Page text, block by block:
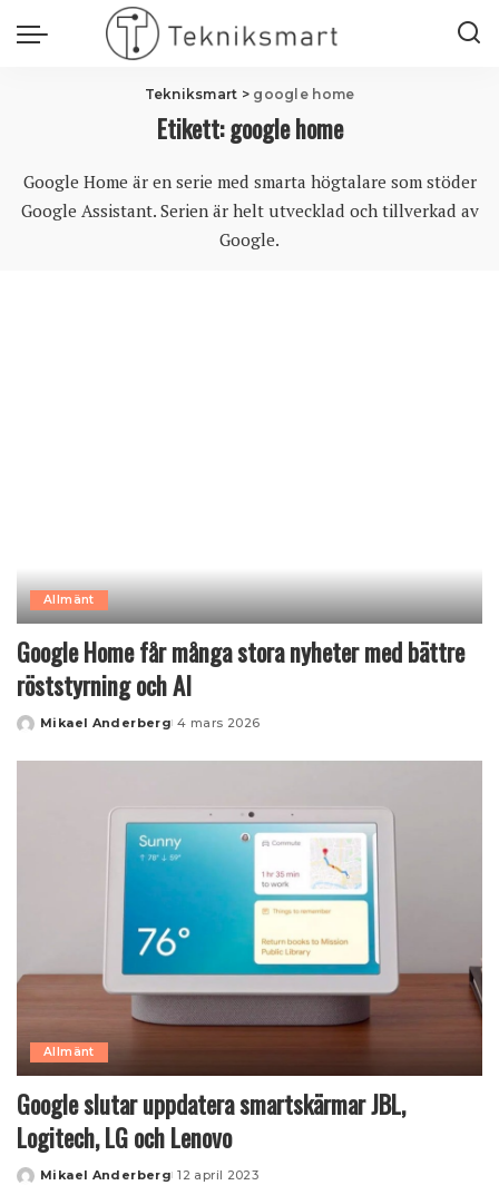
Tekniksmart > google home
Etikett:google home
Google Home är en serie med smarta högtalare som stöder
Google Assistant. Serien är helt utvecklad och tillverkad av
Google.
Allmänt
Google Home får många stora nyheter med bättre
röststyrning och AI
Posted
Mikael Anderberg 4 mars 2026
Allmänt
Google slutar uppdatera smartskärmar JBL,
Logitech, LG och Lenovo
Posted
Mikael Anderberg 12 april 2023